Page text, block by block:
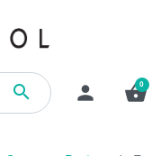
 person shopping_basket
0